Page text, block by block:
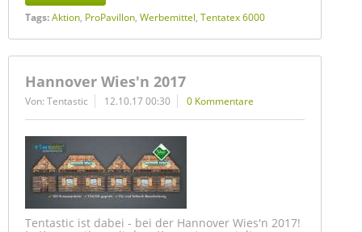
Tags:Aktion, ProPavillon, Werbemittel, Tentatex 6000
Hannover Wies'n 2017
Von: Tentastic 12.10.17 00:30 0 Kommentare
Tentastic ist dabei - bei der Hannover Wies'n 2017!